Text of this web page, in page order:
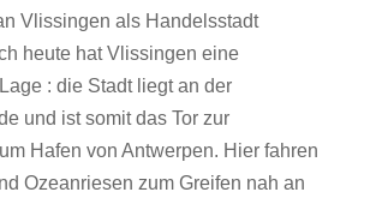
Vlissingen als Handelsstadt
heute hat Vlissingen eine
: die Stadt liegt an der
und ist somit das Tor zur
Hafen von Antwerpen. Hier fahren
Ozeanriesen zum Greifen nah an